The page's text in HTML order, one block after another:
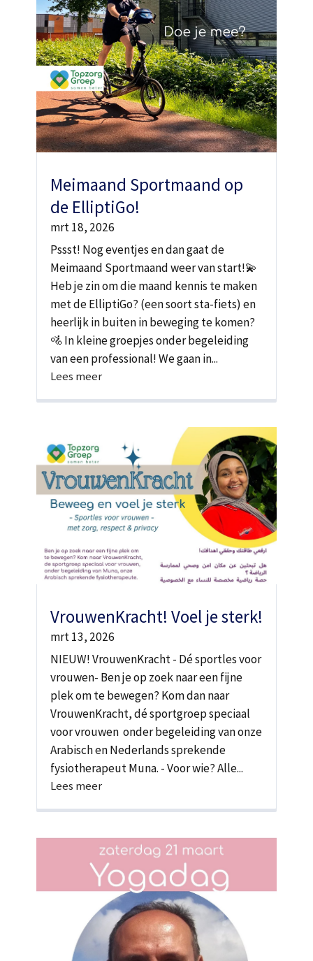
Meimaand Sportmaand op
de ElliptiGo!
mrt 18, 2026
Pssst! Nog eventjes en dan gaat de
Meimaand Sportmaand weer van start!💫
Heb je zin om die maand kennis te maken
met de ElliptiGo? (een soort sta-fiets) en
heerlijk in buiten in beweging te komen?
🚵 In kleine groepjes onder begeleiding
van een professional! We gaan in...
Lees meer
VrouwenKracht! Voel je sterk!
mrt 13, 2026
NIEUW! VrouwenKracht - Dé sportles voor
vrouwen- Ben je op zoek naar een fijne
plek om te bewegen? Kom dan naar
VrouwenKracht, dé sportgroep speciaal
voor vrouwen onder begeleiding van onze
Arabisch en Nederlands sprekende
fysiotherapeut Muna. - Voor wie? Alle...
Lees meer